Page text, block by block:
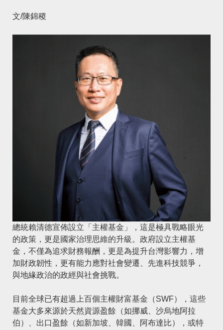
文/陳錦稷
總統賴清德宣佈設立「主權基金」，這是極具戰略眼光
的政策，更是國家治理思維的升級。政府設立主權基
金，不僅為追求財務報酬，更是為提升台灣影響力，增
加財政韌性，更有能力應對社會變遷、先進科技競爭，
與地緣政治的政經與社會挑戰。
目前全球已有超過上百個主權財富基金（SWF），這些
基金大多來源於天然資源盈餘（如挪威、沙烏地阿拉
伯）、出口盈餘（如新加坡、韓國、阿布達比），或特